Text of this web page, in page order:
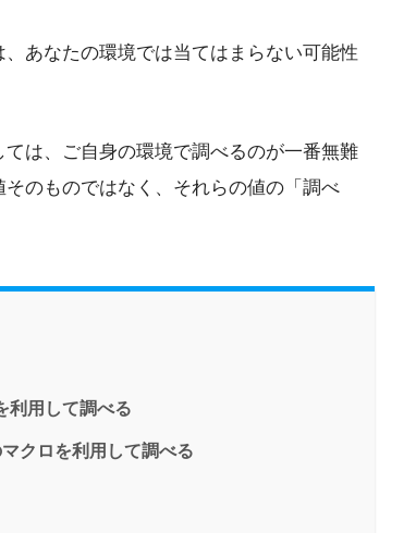
あなたの環境では当てはまらない可能性
は、ご自身の環境で調べるのが一番無難
のものではなく、それらの値の「調べ
利用して調べる
クロを利用して調べる